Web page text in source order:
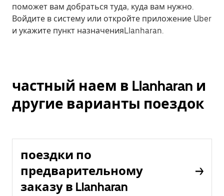
поможет вам добраться туда, куда вам нужно.
Войдите в систему или откройте приложение Uber
и укажите пункт назначенияLlanharan.
частный наем в Llanharan и
другие варианты поездок
поездки по
предварительному
заказу в Llanharan